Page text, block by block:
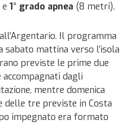
1° grado apnea (8 metri).
Il programma
sabato mattina verso l’isola
previste le prime due
accompagnati dagli
mentre domenica
delle tre previste in Costa
impegnato era formato